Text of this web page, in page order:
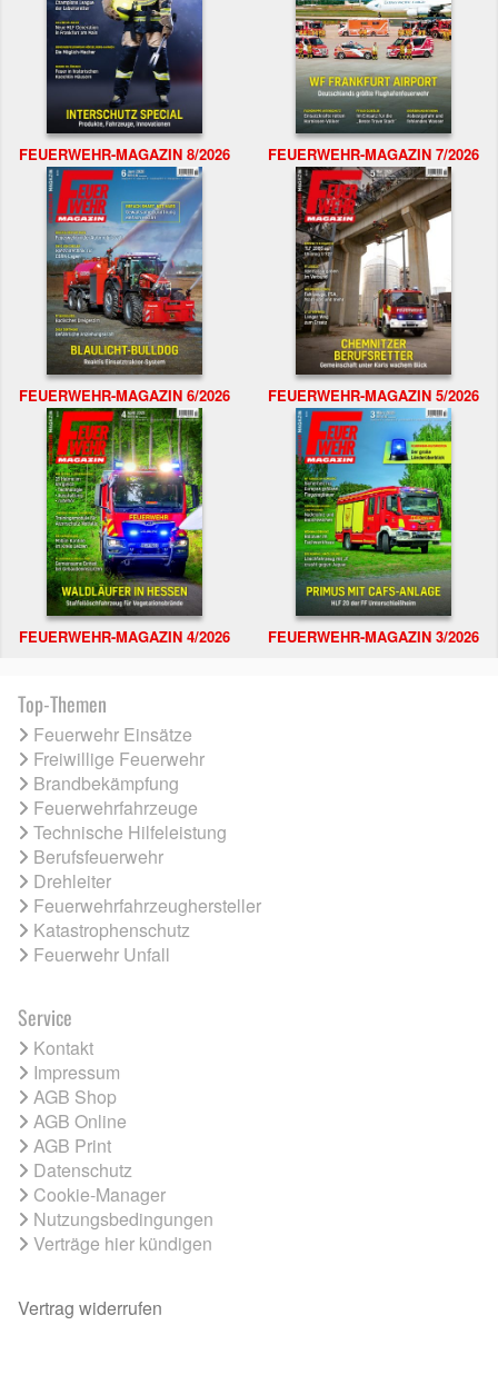
FEUERWEHR-MAGAZIN 8/2026 FEUERWEHR-MAGAZIN 7/2026
FEUERWEHR-MAGAZIN 6/2026 FEUERWEHR-MAGAZIN 5/2026
FEUERWEHR-MAGAZIN 4/2026 FEUERWEHR-MAGAZIN 3/2026
Top-Themen
Feuerwehr Einsätze
Freiwillige Feuerwehr
Brandbekämpfung
Feuerwehrfahrzeuge
Technische Hilfeleistung
Berufsfeuerwehr
Drehleiter
Feuerwehrfahrzeughersteller
Katastrophenschutz
Feuerwehr Unfall
Service
Kontakt
Impressum
AGB Shop
AGB Online
AGB Print
Datenschutz
Cookie-Manager
Nutzungsbedingungen
Verträge hier kündigen
Vertrag widerrufen